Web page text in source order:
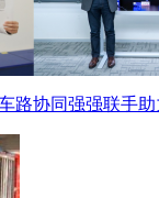
路协同强强联手